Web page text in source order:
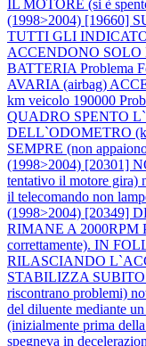
IL MOTORE (si è
(1998>2004) [19660]
TUTTI GLI
ACCENDONO
BATTERIA Problema
AVARIA (airbag)
km veicolo 190000
QUADRO SPENTO
DELL`ODOMETRO
SEMPRE (non
(1998>2004) [20301]
tentativo il motore gira)
il telecomando non
(1998>2004) [20349]
RIMANE A 2000RPM
correttamente). IN
RILASCIANDO
STABILIZZA
riscontrano problemi)
del diluente mediante
(inizialmente prima
spegneva in